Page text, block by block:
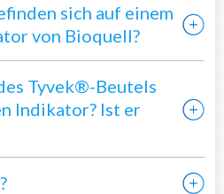
sich auf einem
von Bioquell?
Tyvek®-Beutels
Indikator? Ist er